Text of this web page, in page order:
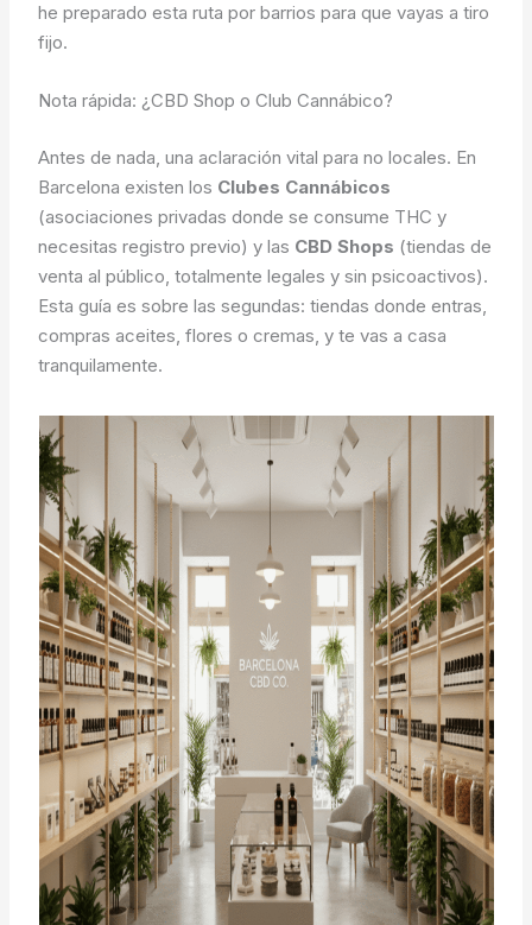
he preparado esta ruta por barrios para que vayas a tiro
fijo.
Nota rápida: ¿CBD Shop o Club Cannábico?
Antes de nada, una aclaración vital para no locales. En
Barcelona existen los Clubes Cannábicos
(asociaciones privadas donde se consume THC y
necesitas registro previo) y las CBD Shops (tiendas de
venta al público, totalmente legales y sin psicoactivos).
Esta guía es sobre las segundas: tiendas donde entras,
compras aceites, flores o cremas, y te vas a casa
tranquilamente.